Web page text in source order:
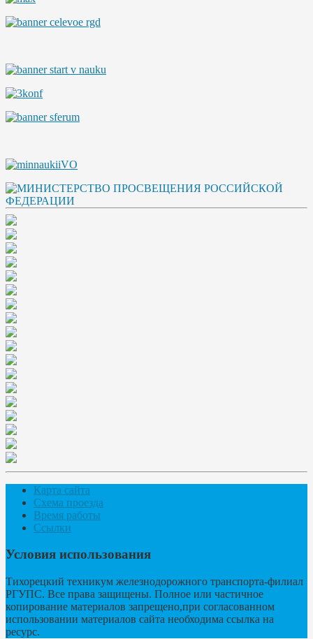
Карта сайта
Схема проезда
Время работы
Ссылки
Условия использования
Тихорецкий техникум железнодорожного транспорта-филиал
РГУПС. Все права защищены. Полное или частичное
копирование материалов запрещено,при согласованном
использовании материалов сайта необходима ссылка на
ресурс.